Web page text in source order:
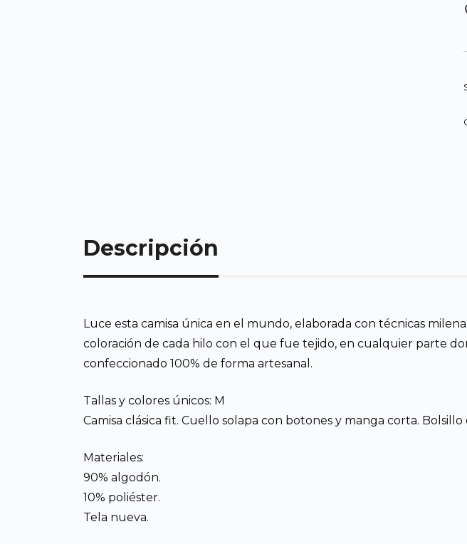
Descripción
Luce esta camisa única en el mundo, elaborada con técnicas
coloración de cada hilo con el que fue tejido, en cualquier parte
confeccionado 100% de forma artesanal.
Tallas y colores únicos: M
Camisa clásica fit. Cuello solapa con botones y manga corta.
Materiales:
90% algodón.
10% poliéster.
Tela nueva.